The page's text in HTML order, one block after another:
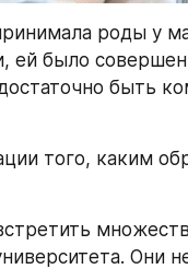
роды у
ей было
быть
того, каким
Они